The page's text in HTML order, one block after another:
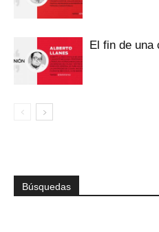
El fin de una
Búsquedas